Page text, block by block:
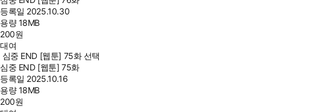
등록일 2025.10.30
용량18MB
200원
대여
심중 END [웹툰] 75화 선택
심중 END [웹툰] 75화
등록일 2025.10.16
용량18MB
200원